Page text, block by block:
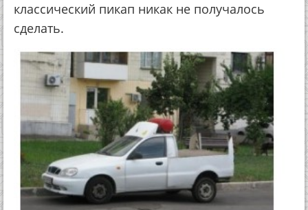
классический пикап никак не получалось
сделать.